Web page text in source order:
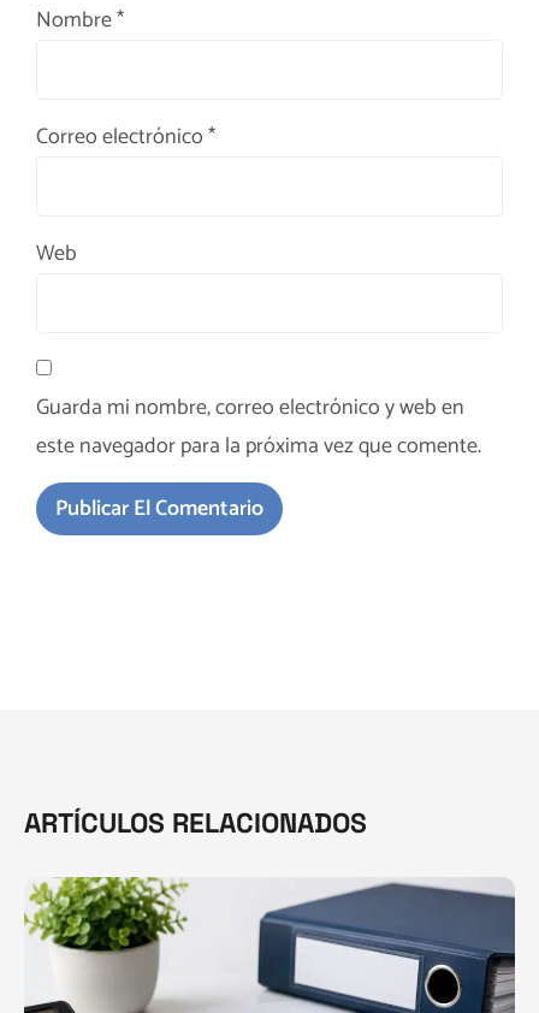
Nombre*
Correo electrónico*
Web
Guarda mi nombre, correo electrónico y web en
este navegador para la próxima vez que comente.
ARTÍCULOS RELACIONADOS